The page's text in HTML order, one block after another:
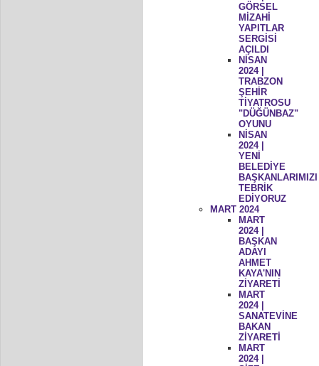
GÖRSEL
MİZAHİ
YAPITLAR
SERGİSİ
AÇILDI
NİSAN
2024 |
TRABZON
ŞEHİR
TİYATROSU
"DÜĞÜNBAZ"
OYUNU
NİSAN
2024 |
YENİ
BELEDİYE
BAŞKANLARIMIZI
TEBRİK
EDİYORUZ
MART 2024
MART
2024 |
BAŞKAN
ADAYI
AHMET
KAYA'NIN
ZİYARETİ
MART
2024 |
SANATEVİNE
BAKAN
ZİYARETİ
MART
2024 |